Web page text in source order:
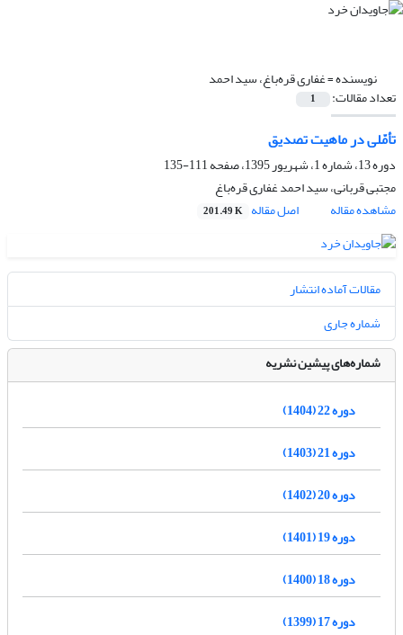
نویسنده =غفاری قره‌باغ، سید احمد
تعداد مقالات: 1
تأمّلی در ماهیت تصدیق
دوره 13، شماره 1، شهریور 1395، صفحه
111-135
مجتبی قربانی، سید احمد غفاری قره‌باغ
مشاهده مقاله
اصل مقاله 201.49 K
مقالات آماده انتشار
شماره جاری
شماره‌های پیشین نشریه
دوره 22 (1404)
دوره 21 (1403)
دوره 20 (1402)
دوره 19 (1401)
دوره 18 (1400)
دوره 17 (1399)